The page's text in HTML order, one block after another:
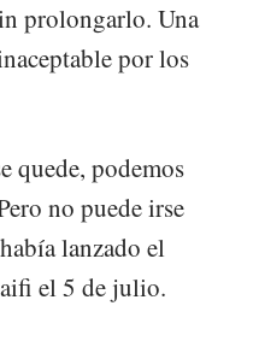
prolongarlo. Una
por los
quede, podemos
no puede irse
lanzado el
el 5 de julio.